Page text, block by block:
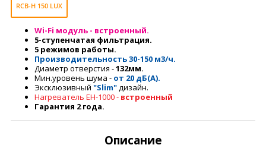
RCB-H 150 LUX
Wi-Fi модуль - встроенный.
5-ступенчатая фильтрация.
5 режимов работы.
Производительность30-150 м3/ч.
Диаметр отверстия -132мм.
Мин.уровень шума - от 20 дБ(А).
Эксклюзивный "Slim"дизайн.
Нагреватель EH-1000 - встроенный
Гарантия 2 года.
Описание